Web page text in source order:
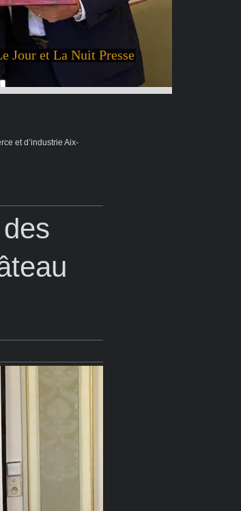
Jour et La Nuit Presse
et d’industrie Aix-